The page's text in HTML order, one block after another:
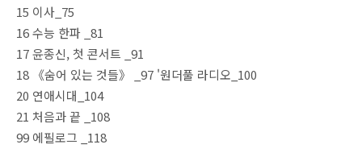
15 이사_75
16 수능 한파 _81
17 윤종신, 첫 콘서트 _91
18 《숨어 있는 것들》 _97 '원더풀 라디오_100
20 연애시대_104
21 처음과 끝 _108
99 에필로그 _118